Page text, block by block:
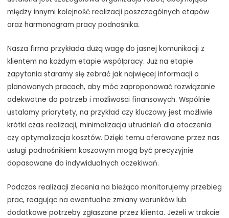
między innymi kolejność realizacji poszczególnych etapów
oraz harmonogram pracy podnośnika.
Nasza firma przykłada dużą wagę do jasnej komunikacji z
klientem na każdym etapie współpracy. Już na etapie
zapytania staramy się zebrać jak najwięcej informacji o
planowanych pracach, aby móc zaproponować rozwiązanie
adekwatne do potrzeb i możliwości finansowych. Wspólnie
ustalamy priorytety, na przykład czy kluczowy jest możliwie
krótki czas realizacji, minimalizacja utrudnień dla otoczenia
czy optymalizacja kosztów. Dzięki temu oferowane przez nas
usługi podnośnikiem koszowym mogą być precyzyjnie
dopasowane do indywidualnych oczekiwań.
Podczas realizacji zlecenia na bieżąco monitorujemy przebieg
prac, reagując na ewentualne zmiany warunków lub
dodatkowe potrzeby zgłaszane przez klienta. Jeżeli w trakcie